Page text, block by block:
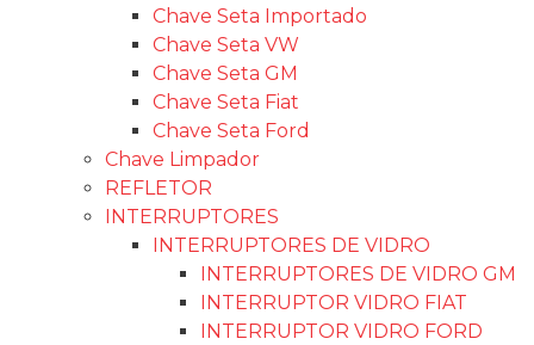
Chave Seta Importado
Chave Seta VW
Chave Seta GM
Chave Seta Fiat
Chave Seta Ford
Chave Limpador
REFLETOR
INTERRUPTORES
INTERRUPTORES DE VIDRO
INTERRUPTORES DE VIDRO GM
INTERRUPTOR VIDRO FIAT
INTERRUPTOR VIDRO FORD